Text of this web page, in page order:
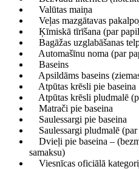
Valūtas maiņa
Veļas mazgātavas
Ķīmiskā tīrīšana (par
Bagāžas uzglabāšanas
Automašīnu noma (par
Baseins
Apsildāms baseins
Atpūtas krēsli pie baseina
Atpūtas krēsli pludmalē
Matrači pie baseina
Saulessargi pie baseina
Saulessargi pludmalē (par
Dvieļi pie baseina –
samaksu)
Viesnīcas oficiālā